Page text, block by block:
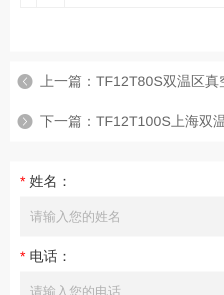
上一篇： TF12T80S双温区
下一篇： TF12T100S上海双
* 姓名：
* 电话：